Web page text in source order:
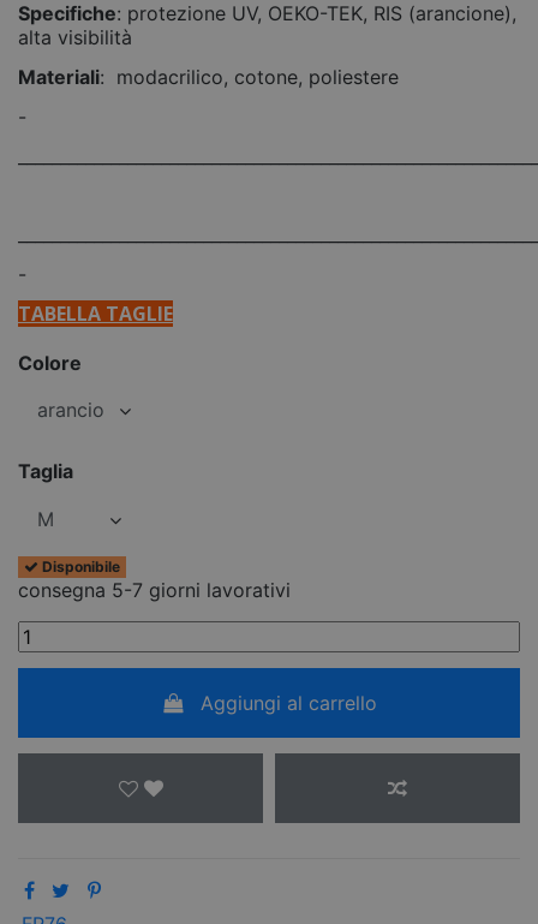
Specifiche: protezione UV, OEKO-TEK, RIS (arancione),
alta visibilità
Materiali: modacrilico, cotone, poliestere
-
-
TABELLA TAGLIE
Colore
Taglia
Disponibile
consegna 5-7 giorni lavorativi
Aggiungi al carrello